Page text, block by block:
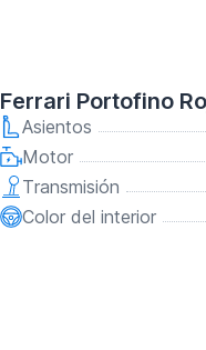
Ferrari Portofino
Asientos
Motor
Transmisión
Color del interior